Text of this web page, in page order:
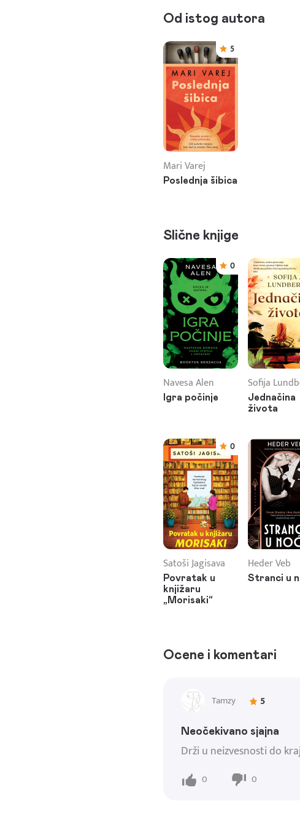
Od istog autora
5
Mari Varej
Poslednja šibica
Slične knjige
0
Navesa Alen
Igra počinje
Sofija
Jednačina
života
0
Satoši Jagisava
Povratak u
knjižaru
„Morisaki“
Heder Veb
Stranci u
Ocene i komentari
Tamzy 5
Neočekivano sjajna
Drži u neizvesnosti do
0 0